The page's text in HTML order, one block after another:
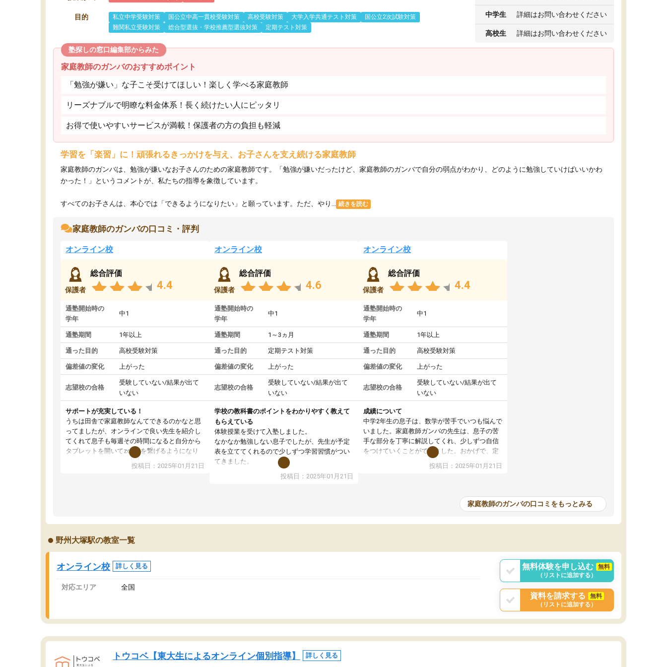
目的 私立中学受験対策 国公立中高一貫校受験対策 高校受験対策 大学入学共通テスト対策
国公立2次試験対策
難関私立受験対策
総合型選抜・学校推薦型選抜対策 定期テスト対策
中学生 詳細はお問い合わせください
高校生 詳細はお問い合わせください
塾探しの窓口編集部からみた
家庭教師のガンバのおすすめポイント
「勉強が嫌い」な子こそ受けてほしい！楽しく学べる家庭教師
リーズナブルで明瞭な料金体系！長く続けたい人にピッタリ
お得で使いやすいサービスが満載！保護者の方の負担も軽減
学習を「楽習」に！頑張れるきっかけを与え、お子さんを支え続ける家庭教師
家庭教師のガンバは、勉強が嫌いなお子さんのための家庭教師です。「勉強が嫌いだったけど、家庭教師のガンバで自分の弱点がわかり、どのように勉強していけばいいかわ
かった！」というコメントが、私たちの指導を象徴しています。
すべてのお子さんは、本心では「できるようになりたい」と願っています。ただ、やり... 続きを読む
家庭教師のガンバの口コミ・評判
オンライン校
保護者
総合評価
4.4
通塾開始時の
学年
中1
通塾期間 1年以上
通った目的 高校受験対策
偏差値の変化 上がった
志望校の合格
受験していない/結果が出て
いない
サポートが充実している！
うちは田舎で家庭教師なんてできるのかなと思
ってましたが、オンラインで良い先生を紹介し
てくれて息子も毎週その時間になると自分から
タブレットを開いてzoomを繋げるようになり
ました！5科目なんでもOKなのもとても気に入
投稿日：2025年01月21日
オンライン校
保護者
総合評価
4.6
通塾開始時の
学年
中1
通塾期間 1～3ヵ月
通った目的 定期テスト対策
偏差値の変化 上がった
志望校の合格
受験していない/結果が出て
いない
学校の教科書のポイントをわかりやすく教えて
もらえている
体験授業を受けて入塾しました。
なかなか勉強しない息子でしたが、先生が予定
表を立ててくれるので少しずつ学習習慣がつい
てきました。
オンラインで週に一度の受講ですが、指導が無
い日も予定表に基づいて勉強したり、LINEでわ
投稿日：2025年01月21日
オンライン校
保護者
総合評価
4.4
通塾開始時の
学年
中1
通塾期間 1年以上
通った目的 高校受験対策
偏差値の変化 上がった
志望校の合格
受験していない/結果が出て
いない
成績について
中学2年生の息子は、数学が苦手でいつも悩んで
いました。家庭教師ガンバの先生は、息子の苦
手な部分を丁寧に解説してくれ、少しずつ自信
をつけていくことができました。おかげで、定
期テストの成績が10点以上アップし、本人もと
投稿日：2025年01月21日
家庭教師のガンバの口コミをもっとみる
野州大塚駅の教室一覧
オンライン校 詳しく見る
対応エリア 全国
無料体験を申し込む
無料
（リストに追加する）
資料を請求する
無料
（リストに追加する）
トウコベ【東大生によるオンライン個別指導】 詳しく見る